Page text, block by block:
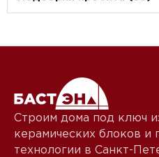
Строим дома под ключ
керамических блоков и
технологии в Санкт-